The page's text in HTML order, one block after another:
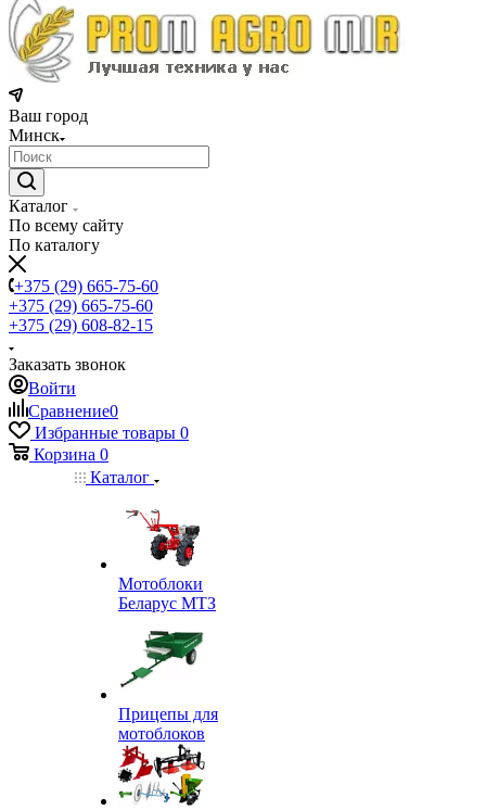
Ваш город
Минск
Каталог
По всему сайту
По каталогу
+375 (29) 665-75-60
+375 (29) 665-75-60
+375 (29) 608-82-15
Заказать звонок
Войти
Сравнение0
Избранные товары 0
Корзина 0
Каталог
Мотоблоки
Беларус МТЗ
Прицепы для
мотоблоков